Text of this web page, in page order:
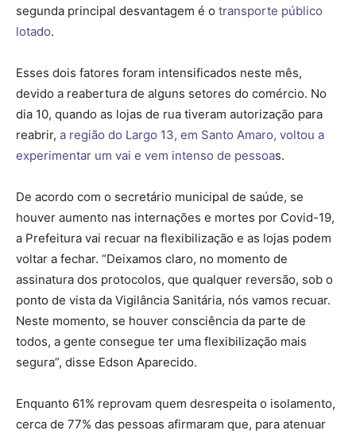
segunda principal desvantagem é o transporte público
lotado.
Esses dois fatores foram intensificados neste mês,
devido a reabertura de alguns setores do comércio. No
dia 10, quando as lojas de rua tiveram autorização para
reabrir, a região do Largo 13, em Santo Amaro, voltou a
experimentar um vai e vem intenso de pessoas.
De acordo com o secretário municipal de saúde, se
houver aumento nas internações e mortes por Covid-19,
a Prefeitura vai recuar na flexibilização e as lojas podem
voltar a fechar. “Deixamos claro, no momento de
assinatura dos protocolos, que qualquer reversão, sob o
ponto de vista da Vigilância Sanitária, nós vamos recuar.
Neste momento, se houver consciência da parte de
todos, a gente consegue ter uma flexibilização mais
segura”, disse Edson Aparecido.
Enquanto 61% reprovam quem desrespeita o isolamento,
cerca de 77% das pessoas afirmaram que, para atenuar